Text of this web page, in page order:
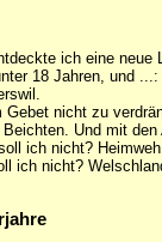
ich eine
18 Jahren, und
nicht zu
Und mit
ich nicht?
ich nicht?